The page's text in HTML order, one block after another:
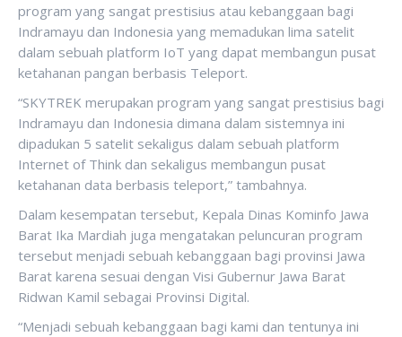
program yang sangat prestisius atau kebanggaan bagi
Indramayu dan Indonesia yang memadukan lima satelit
dalam sebuah platform IoT yang dapat membangun pusat
ketahanan pangan berbasis Teleport.
“SKYTREK merupakan program yang sangat prestisius bagi
Indramayu dan Indonesia dimana dalam sistemnya ini
dipadukan 5 satelit sekaligus dalam sebuah platform
Internet of Think dan sekaligus membangun pusat
ketahanan data berbasis teleport,” tambahnya.
Dalam kesempatan tersebut, Kepala Dinas Kominfo Jawa
Barat Ika Mardiah juga mengatakan peluncuran program
tersebut menjadi sebuah kebanggaan bagi provinsi Jawa
Barat karena sesuai dengan Visi Gubernur Jawa Barat
Ridwan Kamil sebagai Provinsi Digital.
“Menjadi sebuah kebanggaan bagi kami dan tentunya ini